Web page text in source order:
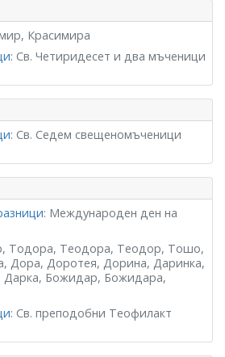
Красимира
: Св. Четиридесет и два мъченици
: Св. Седем свещеномъченици
: Международен ден на
Тодора, Теодора, Теодор, Тошо,
Дора, Доротея, Дорина, Даринка,
Божидар, Божидара,
: Св. преподобни Теофилакт